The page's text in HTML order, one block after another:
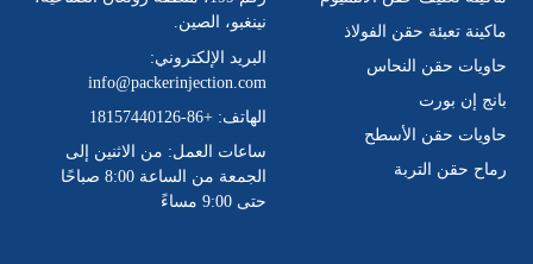
ماكينة تعبئة حقن الفولاذ
حاويات حقن النحاس
بانج إن بورت
حاويات حقن الأسطح
رماح حقن التربة
نينغبو، الصين.
البريد الإلكتروني:
info@packerinjection.com
الهاتف: +86-18157440126
ساعات العمل: من الاثنين إلى
الجمعة من الساعة 8:00 صباحًا
حتى 9:00 مساءً